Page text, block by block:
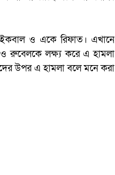
ও একে রিফাত। এখানে
রুবেলকে লক্ষ্য করে এ হামলা
উপর এ হামলা বলে মনে করা